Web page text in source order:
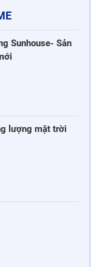
Sunhouse- Sản
lượng mặt trời